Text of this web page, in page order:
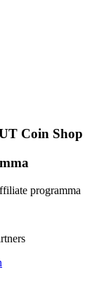
Coin Shop
programma